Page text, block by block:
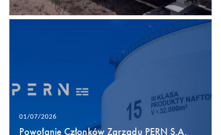
01/07/2026
Powołanie Członków Zarządu PERN S.A.